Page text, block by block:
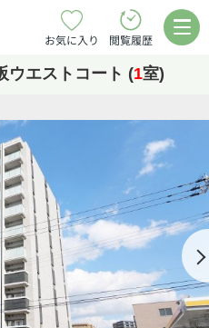
お気に入り 閲覧履歴
ウエストコート (1室)